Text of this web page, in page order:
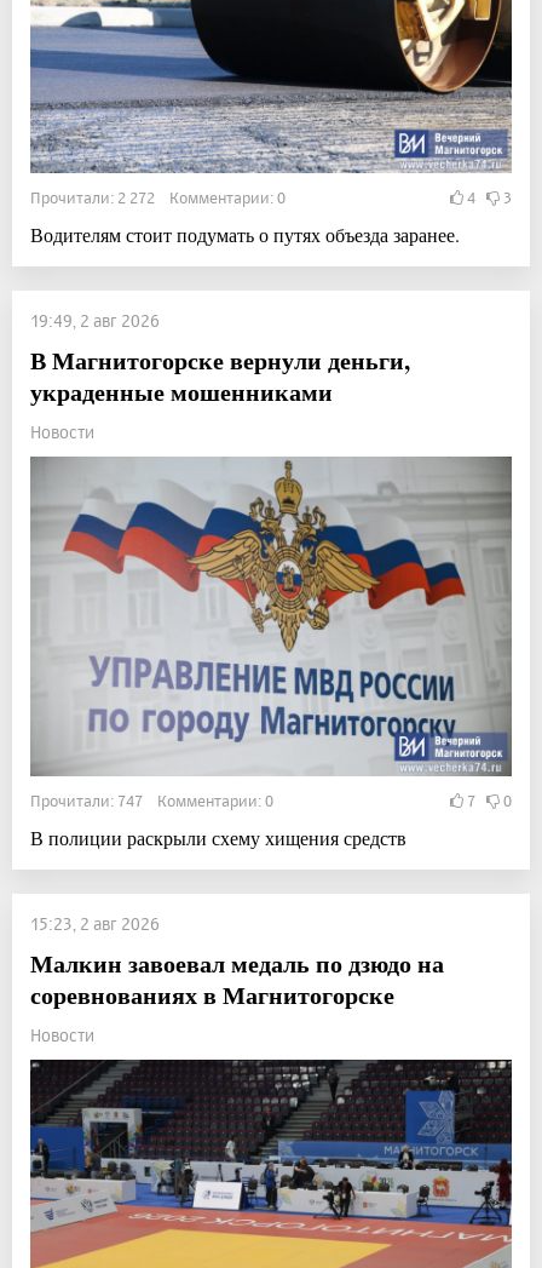
Прочитали: 2 272 Комментарии: 0 4 3
Водителям стоит подумать о путях объезда заранее.
19:49, 2 авг 2026
В Магнитогорске вернули деньги,
украденные мошенниками
Новости
Прочитали: 747 Комментарии: 0 7 0
В полиции раскрыли схему хищения средств
15:23, 2 авг 2026
Малкин завоевал медаль по дзюдо на
соревнованиях в Магнитогорске
Новости